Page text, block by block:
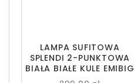
LAMPA SUFITOWA
SPLENDI 2-PUNKTOWA
BIAŁA BIAŁE KULE EMIBIG